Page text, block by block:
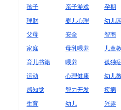
孩子
亲子游戏
孕期
理财
婴儿心理
幼儿园
父母
安全
智商
家庭
母乳喂养
儿童
育儿书籍
喂养
孤独
运动
心理健康
幼儿
感知觉
智力开发
疾病
生育
幼儿
兴趣